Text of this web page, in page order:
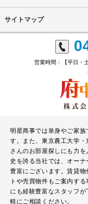
サイトマップ
営業時間：【平日・
明星商事では単身やご家
す。また、東京農工大学
さんのお部屋探しにも力
史を誇る当社では、オー
豊富にございます。賃貸
トや売買物件もご案内す
にも経験豊富なスタッフ
軽にご相談ください。